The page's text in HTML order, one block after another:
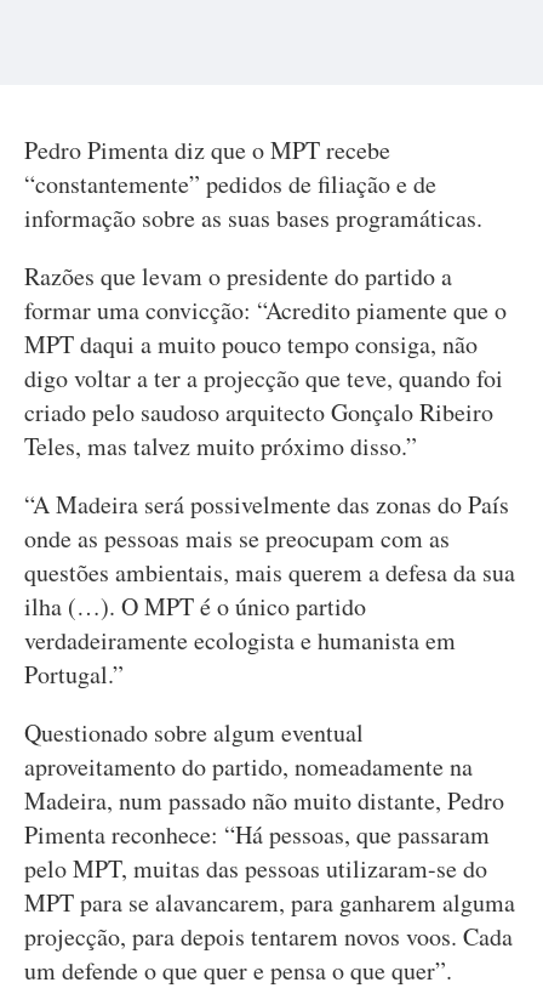
Pedro Pimenta diz que o MPT recebe
“constantemente” pedidos de filiação e de
informação sobre as suas bases programáticas.
Razões que levam o presidente do partido a
formar uma convicção: “Acredito piamente que o
MPT daqui a muito pouco tempo consiga, não
digo voltar a ter a projecção que teve, quando foi
criado pelo saudoso arquitecto Gonçalo Ribeiro
Teles, mas talvez muito próximo disso.”
“A Madeira será possivelmente das zonas do País
onde as pessoas mais se preocupam com as
questões ambientais, mais querem a defesa da sua
ilha (…). O MPT é o único partido
verdadeiramente ecologista e humanista em
Portugal.”
Questionado sobre algum eventual
aproveitamento do partido, nomeadamente na
Madeira, num passado não muito distante, Pedro
Pimenta reconhece: “Há pessoas, que passaram
pelo MPT, muitas das pessoas utilizaram-se do
MPT para se alavancarem, para ganharem alguma
projecção, para depois tentarem novos voos. Cada
um defende o que quer e pensa o que quer”.